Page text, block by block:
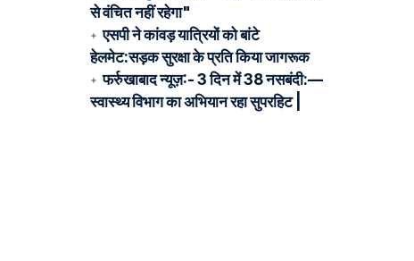
से वंचित नहीं रहेगा"
एसपी ने कांवड़ यात्रियों को बांटे
हेलमेट:सड़क सुरक्षा के प्रति किया जागरूक
फर्रुखाबाद न्यूज़:- 3 दिन में 38 नसबंदी:—
स्वास्थ्य विभाग का अभियान रहा सुपरहिट |